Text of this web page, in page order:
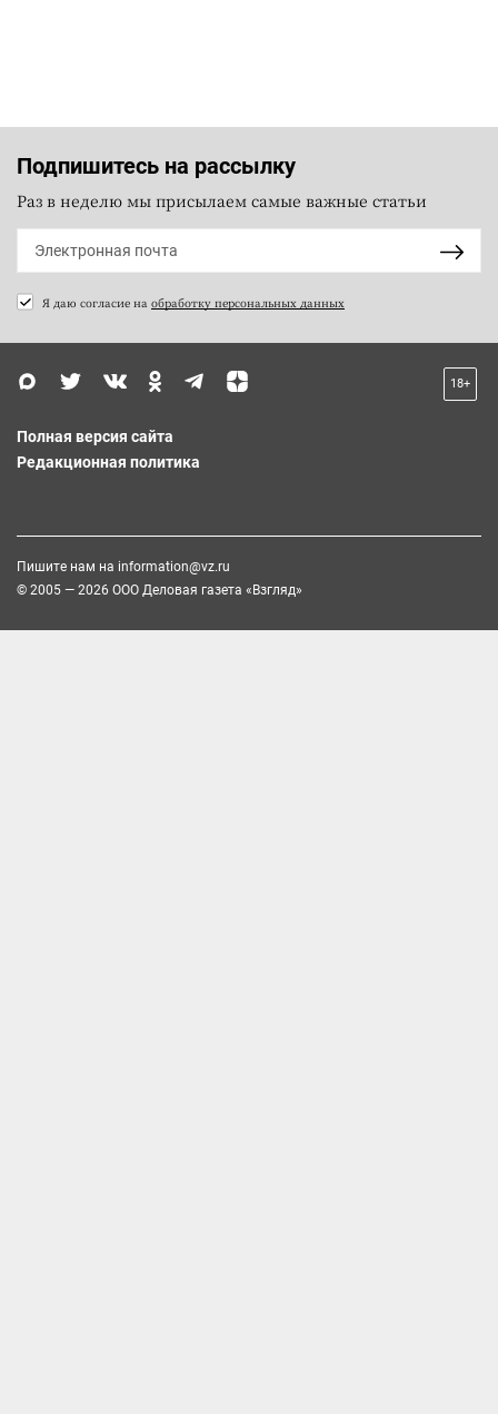
Подпишитесь на рассылку
Раз в неделю мы присылаем самые важные статьи
Я даю согласие на обработку персональных данных
18+
Полная версия сайта
Редакционная политика
Пишите нам на information@vz.ru
© 2005 — 2026 ООО Деловая газета «Взгляд»